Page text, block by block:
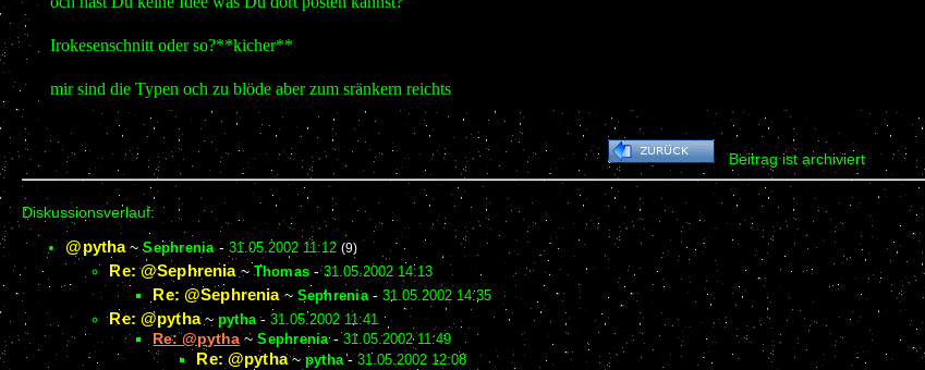
Irokesenschnitt oder so?**kicher**
mir sind die Typen och zu blöde aber zum sränkern reichts
Beitrag ist archiviert
Diskussionsverlauf:
@pytha~Sephrenia- 31.05.2002 11:12 (9)
Re: @Sephrenia~ Thomas -31.05.2002 14:13
Re: @Sephrenia~ Sephrenia- 31.05.2002 14:35
Re: @pytha~ pytha-31.05.2002 11:41
Re: @pytha ~Sephrenia- 31.05.2002 11:49
Re: @pytha~ pytha-31.05.2002 12:08